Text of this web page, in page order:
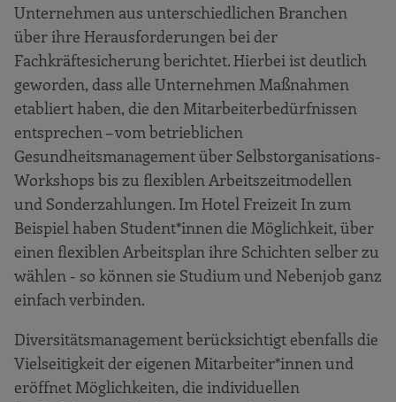
Unternehmen aus unterschiedlichen Branchen
über ihre Herausforderungen bei der
Fachkräftesicherung berichtet. Hierbei ist deutlich
geworden, dass alle Unternehmen Maßnahmen
etabliert haben, die den Mitarbeiterbedürfnissen
entsprechen – vom betrieblichen
Gesundheitsmanagement über Selbstorganisations-
Workshops bis zu flexiblen Arbeitszeitmodellen
und Sonderzahlungen. Im Hotel Freizeit In zum
Beispiel haben Student*innen die Möglichkeit, über
einen flexiblen Arbeitsplan ihre Schichten selber zu
wählen - so können sie Studium und Nebenjob ganz
einfach verbinden.
Diversitätsmanagement berücksichtigt ebenfalls die
Vielseitigkeit der eigenen Mitarbeiter*innen und
eröffnet Möglichkeiten, die individuellen